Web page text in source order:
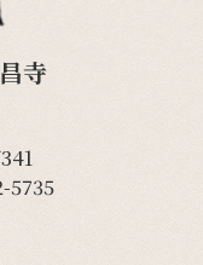
寺
5735